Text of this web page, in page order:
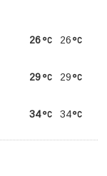
26
26
29
29
34
34